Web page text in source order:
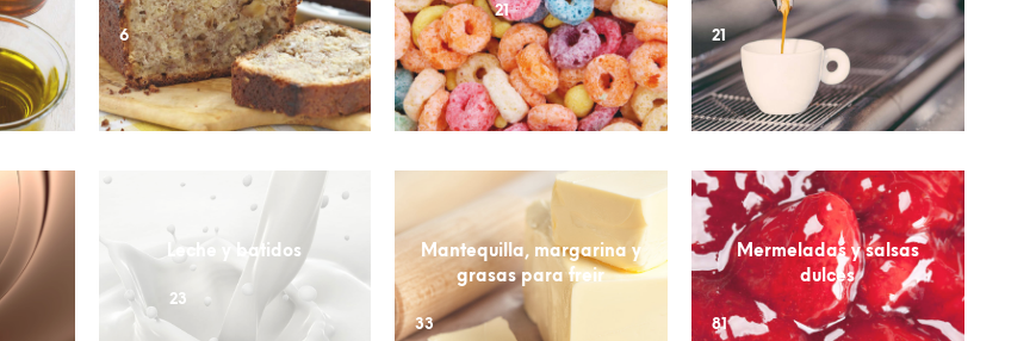
6 21
21
Leche y batidos
23
Mantequilla, margarina y
grasas para freir
33
Mermeladas y salsas
dulces
81